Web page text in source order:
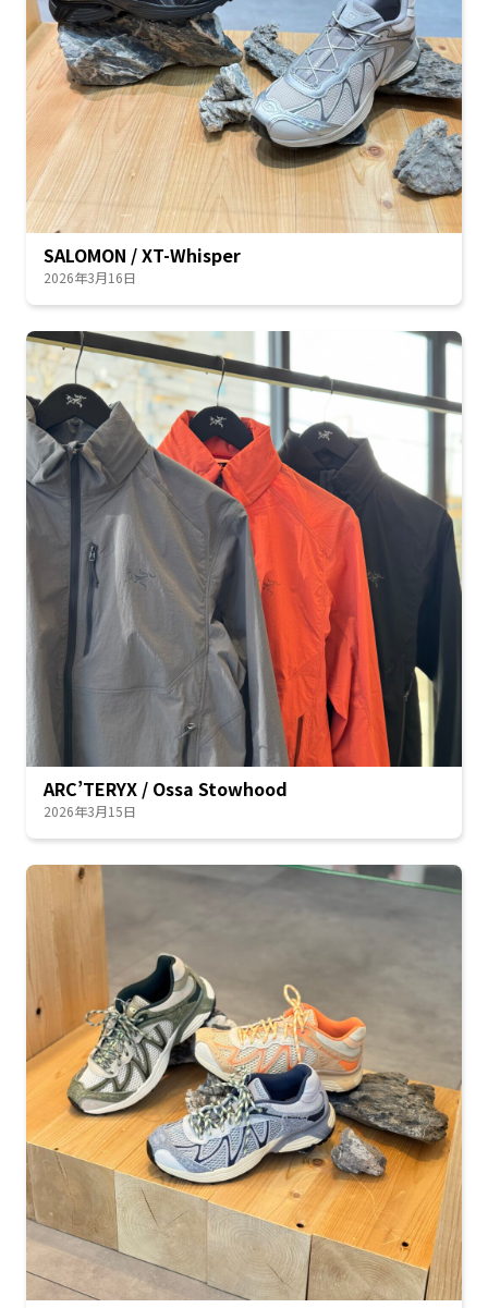
SALOMON / XT-Whisper
2026年3月16日
ARC’TERYX / Ossa Stowhood
2026年3月15日